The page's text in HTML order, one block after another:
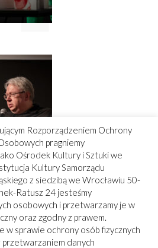
Rozporządzeniem Ochrony
pragniemy
Ośrodek Kultury i Sztuki we
Kultury Samorządu
z siedzibą we Wrocławiu 50-
Ratusz 24 jesteśmy
osobowych i przetwarzamy je w
oraz zgodny z prawem.
w sprawie ochrony osób fizycznych
przetwarzaniem danych